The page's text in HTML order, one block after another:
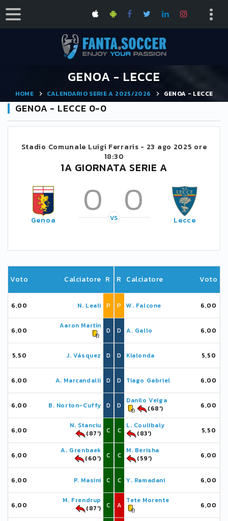
GENOA - LECCE
HOME CALENDARIO SERIE A 2025/2026 GENOA - LECCE
GENOA - LECCE 0-0
Stadio Comunale Luigi Ferraris - 23 ago 2025 ore
18:30
1A GIORNATA SERIE A
Genoa 0 0
VS Lecce
Voto Calciatore R
6,00 N. Leali P
6,00
Aaron Martín
D
5,50 J. Vásquez D
6,00 A. Marcandalli D
6,00 B. Norton-Cuffy D
6,00
N. Stanciu
(87')
C
6,00
A. Grønbaek
(60')
C
6,00 P. Masini C
6,00
M. Frendrup
(87')
C
R Calciatore Voto
P W. Falcone 6,00
D A. Gallo 6,00
D Kialonda 5,50
D Tiago Gabriel 6,00
D
Danilo Veiga
(68')
6,00
C
L. Coulibaly
(83')
5,50
C
M. Berisha
(59')
6,00
C Y. Ramadani 6,00
A
Tete Morente
6,00